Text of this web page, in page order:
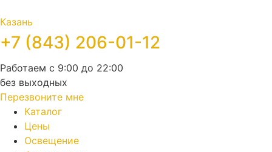
Казань
+7 (843) 206-01-12
Работаем с 9:00 до 22:00
без выходных
Перезвоните мне
Каталог
Цены
Освещение